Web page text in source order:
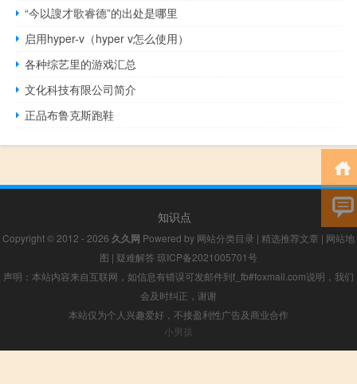
“今以謏才歌睿德”的出处是哪里
启用hyper-v（hyper v怎么使用）
各种综艺里的游戏汇总
文化科技有限公司简介
正品布鲁克斯跑鞋
知识点
Copyright © 2012 - 2026 久久网 Powered by 网站分类目录 | 精选推荐文章 | 网站地
图 | 疑难解答 琼ICP备2021005701号
声明：本站内容来自互联网，如信息有错误可发邮件到f_fb#foxmail.com说明，我们
会及时纠正，谢谢
本站仅为个人兴趣爱好，不接盈利性广告及商业合作
小男孩